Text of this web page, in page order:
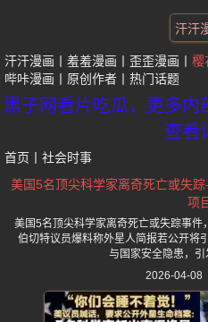
汗汗
汗汗漫画 羞羞漫画 歪歪漫画 樱
哔咔漫画
原创作者 热门话题
黑子网看片吃瓜，更多内
查看
首页 社会时事
美国5名顶尖科学家离奇死亡或失
项
美国5名顶尖科学家离奇死亡或失踪事件
伯切特议员爆料称外星人简报若公开将
与国家安全隐患，
2026-04-08